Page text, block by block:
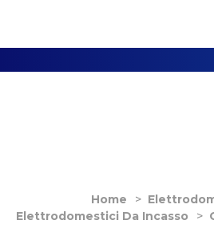
Home >
Elettrodomestici Da Incasso
>